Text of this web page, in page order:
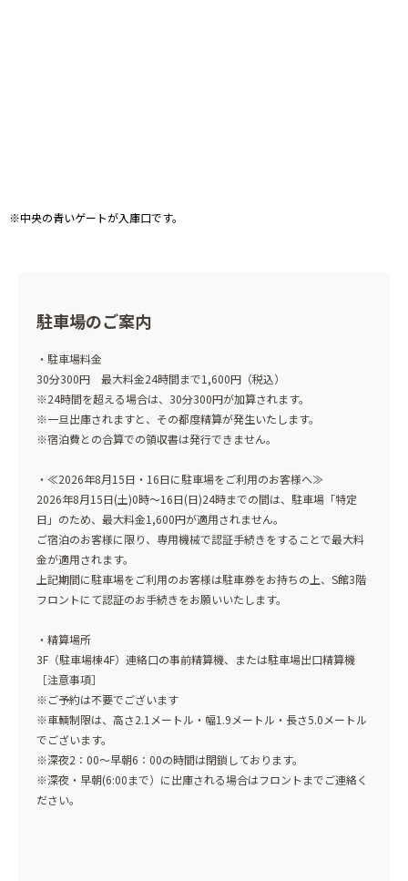
※中央の青いゲートが入庫口です。
駐車場のご案内
・駐車場料金
30分300円 最大料金24時間まで1,600円（税込）
※24時間を超える場合は、30分300円が加算されます。
※一旦出庫されますと、その都度精算が発生いたします。
※宿泊費との合算での領収書は発行できません。
・≪2026年8月15日・16日に駐車場をご利用のお客様へ≫
2026年8月15日(土)0時～16日(日)24時までの間は、駐車場「特定
日」のため、最大料金1,600円が適用されません。
ご宿泊のお客様に限り、専用機械で認証手続きをすることで最大料
金が適用されます。
上記期間に駐車場をご利用のお客様は駐車券をお持ちの上、S館3階
フロントにて認証のお手続きをお願いいたします。
・精算場所
3F（駐車場棟4F）連絡口の事前精算機、または駐車場出口精算機
［注意事項］
※ご予約は不要でございます
※車輌制限は、高さ2.1メートル・幅1.9メートル・長さ5.0メートル
でございます。
※深夜2：00～早朝6：00の時間は閉鎖しております。
※深夜・早朝(6:00まで）に出庫される場合はフロントまでご連絡く
ださい。